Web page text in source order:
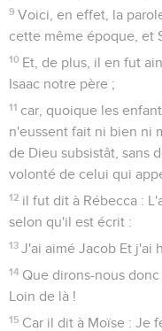
9 Voici, en effet, la
cette même époque, et
10 Et, de plus, il en fut
Isaac notre père ;
11 car, quoique les
n'eussent fait ni bien ni
de Dieu subsistât, sans
volonté de celui qui
12 il fut dit à Rébecca :
selon qu'il est écrit :
13 J'ai aimé Jacob Et j'ai
14 Que dirons-nous
Loin de là !
15 Car il dit à Moïse : Je